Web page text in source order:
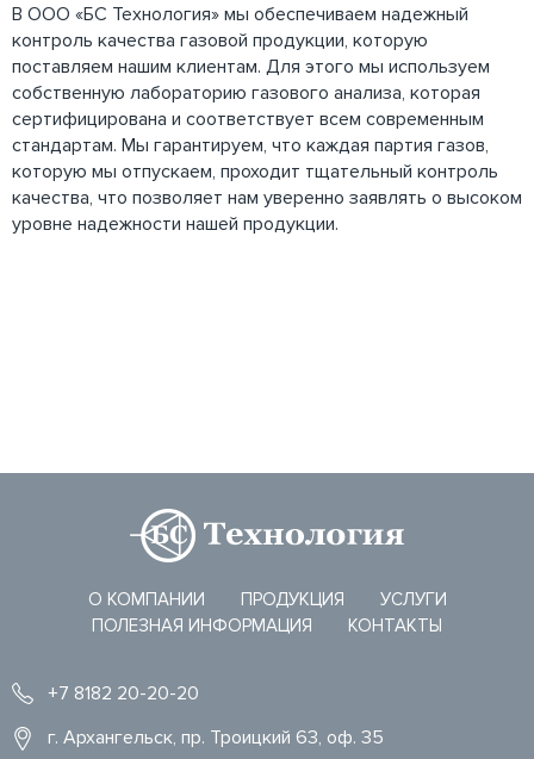
В ООО «БС Технология» мы обеспечиваем надежный
контроль качества газовой продукции, которую
поставляем нашим клиентам. Для этого мы используем
собственную лабораторию газового анализа, которая
сертифицирована и соответствует всем современным
стандартам. Мы гарантируем, что каждая партия газов,
которую мы отпускаем, проходит тщательный контроль
качества, что позволяет нам уверенно заявлять о высоком
уровне надежности нашей продукции.
О КОМПАНИИ ПРОДУКЦИЯ
УСЛУГИ
ПОЛЕЗНАЯ ИНФОРМАЦИЯ
КОНТАКТЫ
+7 8182 20-20-20
г. Архангельск, пр. Троицкий 63, оф. 35